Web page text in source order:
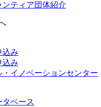
ティア団体紹介
込み
込み
・イノベーションセンター
ベース